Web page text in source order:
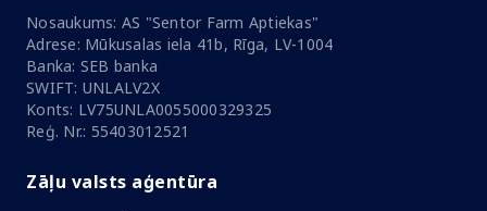
Nosaukums: AS "Sentor Farm Aptiekas"
Adrese: Mūkusalas iela 41b, Rīga, LV-1004
Banka: SEB banka
SWIFT: UNLALV2X
Konts: LV75UNLA0055000329325
Reģ. Nr.: 55403012521
Zāļu valsts aģentūra